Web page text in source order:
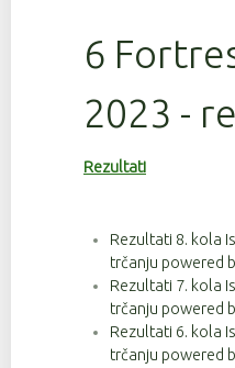
6
2023 -
Rezultati
Rezultati 8. kola
trčanju powered
Rezultati 7. kola
trčanju powered
Rezultati 6. kola
trčanju powered